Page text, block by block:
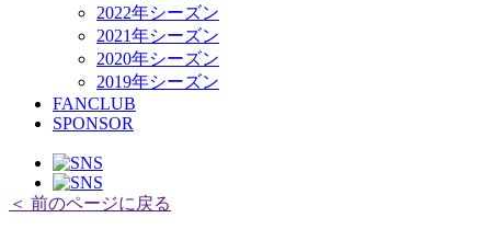
2022年シーズン
2021年シーズン
2020年シーズン
2019年シーズン
FANCLUB
SPONSOR
＜ 前のページに戻る